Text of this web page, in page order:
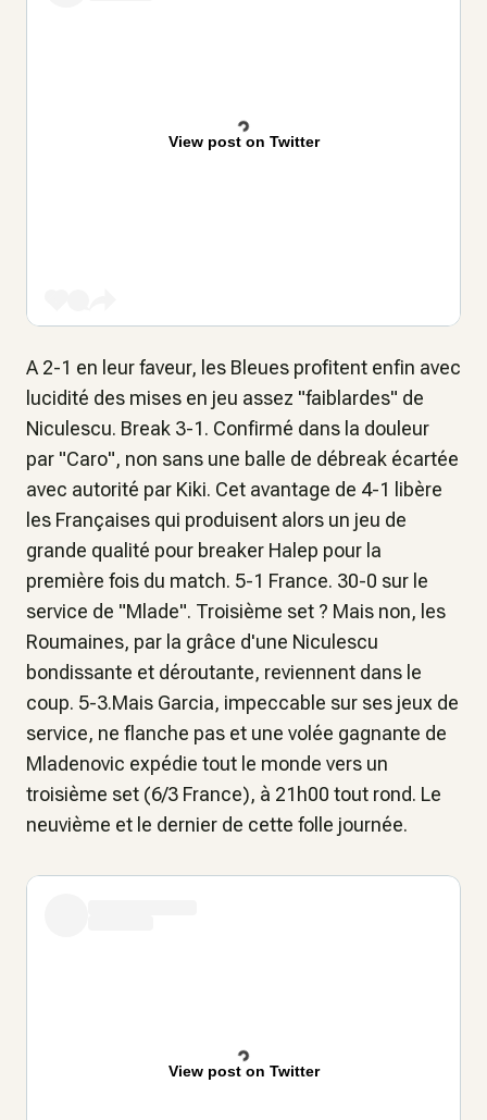
View post on Twitter
A 2-1 en leur faveur, les Bleues profitent enfin avec
lucidité des mises en jeu assez "faiblardes" de
Niculescu. Break 3-1. Confirmé dans la douleur
par "Caro", non sans une balle de débreak écartée
avec autorité par Kiki. Cet avantage de 4-1 libère
les Françaises qui produisent alors un jeu de
grande qualité pour breaker Halep pour la
première fois du match. 5-1 France. 30-0 sur le
service de "Mlade". Troisième set ? Mais non, les
Roumaines, par la grâce d'une Niculescu
bondissante et déroutante, reviennent dans le
coup. 5-3.Mais Garcia, impeccable sur ses jeux de
service, ne flanche pas et une volée gagnante de
Mladenovic expédie tout le monde vers un
troisième set (6/3 France), à 21h00 tout rond. Le
neuvième et le dernier de cette folle journée.
View post on Twitter